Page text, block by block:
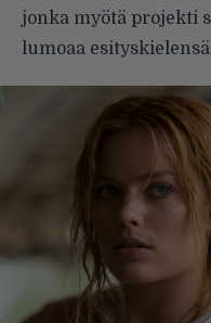
jonka myötä projekti
lumoaa